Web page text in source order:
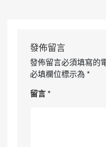
發佈留言
發佈留言必須填寫的
必填欄位標示為 *
留言*